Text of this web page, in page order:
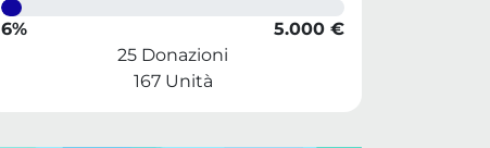
6%
5.000 €
25 Donazioni
167 Unità